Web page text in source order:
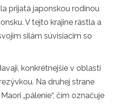
prijatá japonskou rodinou
V tejto krajine rástla a
silám súvisiacim so
konkrétnejšie v oblasti
Na druhej strane
„pálenie“, čím označuje